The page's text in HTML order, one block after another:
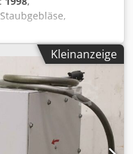
Absauggerät,
Environmental,
-Typ: C16-2K7 -
Ø 220 mm -
kg Codpfx Aeu Uww
Kleinanzeige